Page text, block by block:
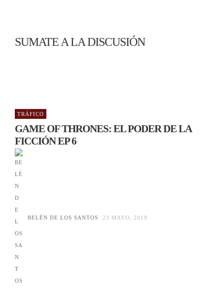
SUMATE A LA DISCUSIÓN
TRÁFICO
GAME OF THRONES: EL PODER DE LA
FICCIÓN EP 6
BELÉN DE LOS SANTOS 23 MAYO, 2019